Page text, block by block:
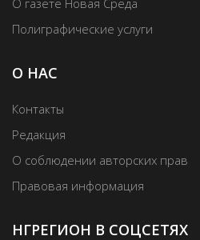
О газете Новая Среда
Полиграфические услуги
О НАС
Контакты
Редакция
О соблюдении авторских прав
Правовая информация
НГРЕГИОН В СОЦСЕТЯХ